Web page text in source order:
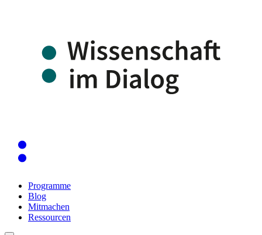
Programme
Blog
Mitmachen
Ressourcen